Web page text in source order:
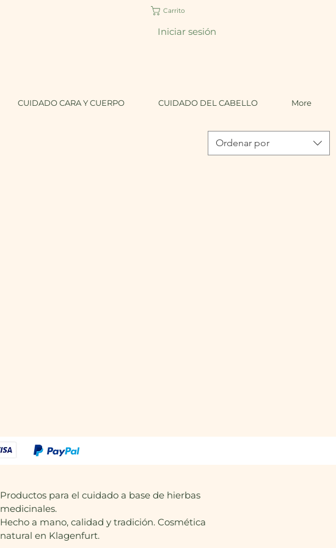
Carrito
Iniciar sesión
CUIDADO CARA Y CUERPO CUIDADO DEL CABELLO More
Ordenar por
Productos para el cuidado a base de hierbas
medicinales.
Hecho a mano, calidad y tradición. Cosmética
natural en Klagenfurt.